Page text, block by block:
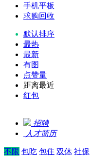
手机平板
求购回收
默认排序
最热
最新
有图
点赞量
距离最近
红包
招聘
人才简历
不限 包吃 包住 双休 社保